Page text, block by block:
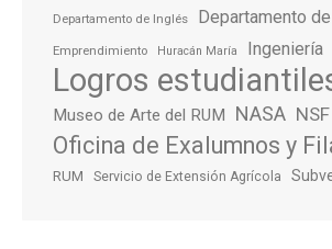
Departamento de Inglés Departamento
Emprendimiento Huracán María Ingeniería
Logros
Museo de Arte del RUM NASA NSF
Oficina de Exalumnos y
RUM Servicio de Extensión Agrícola